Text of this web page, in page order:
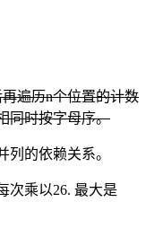
遍历n个位置的计数
同时按字母序。
的依赖关系。
次乘以26. 最大是